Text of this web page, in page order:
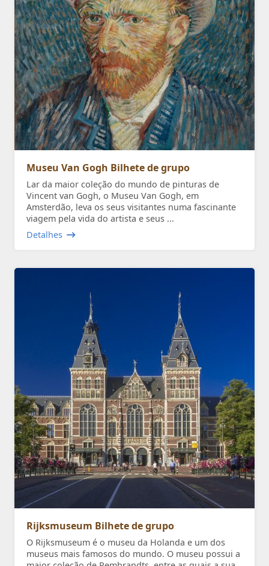
Museu Van Gogh Bilhete de grupo
Lar da maior coleção do mundo de pinturas de
Vincent van Gogh, o Museu Van Gogh, em
Amsterdão, leva os seus visitantes numa fascinante
viagem pela vida do artista e seus ...
Detalhes
Rijksmuseum Bilhete de grupo
O Rijksmuseum é o museu da Holanda e um dos
museus mais famosos do mundo. O museu possui a